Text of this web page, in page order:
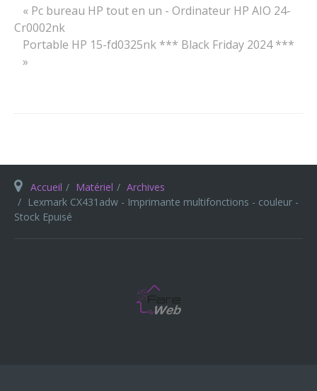
« Pc bureau HP tout en un - Ordinateur HP AIO 24-
Cr0002nk
Portable HP 15-fd0325nk *** Black Friday 2024 ***
»
Accueil Matériel
Archives
Lexmark CX431adw - Imprimante multifonctions - couleur -
Stock Epuisé